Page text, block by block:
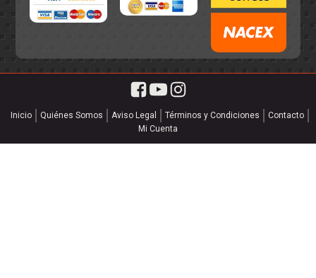
Inicio Quiénes Somos Aviso Legal Términos y Condiciones
Contacto
Mi Cuenta